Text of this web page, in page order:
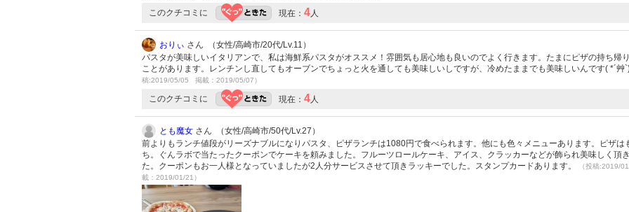
このクチコミに 現在： 4人
おりぃ さん （女性/高崎市/20代/Lv.11）
パスタが美味しいイタリアンで、私は海鮮系パスタがオススメ！雰囲気も居心地も良いのでよく行きます。たまにピザの持ち帰
ことがあります。レンチンし直してもオーブンでちょっと火を通しても美味しいしですが、冷めたままでも美味しいんです( *´艸
稿:2019/05/05 掲載：2019/05/07）
このクチコミに 現在： 4人
とも魔女 さん （女性/高崎市/50代/Lv.27）
前よりもランチ値段がリーズナブルになりパスタ、ピザランチは1080円で食べられます。他にも色々メニューあります。ピザは
ち。ぐんラボで当たったクーポンでケーキを頼みました。フルーツロールケーキ、アイス、クラッカーなどが飾られ美味しく頂
た。クーポンもお一人様となっていましたが2人分サービスさせて頂きラッキーでした。スタンプカードあります。
（投稿:2019/
載：2019/01/21）